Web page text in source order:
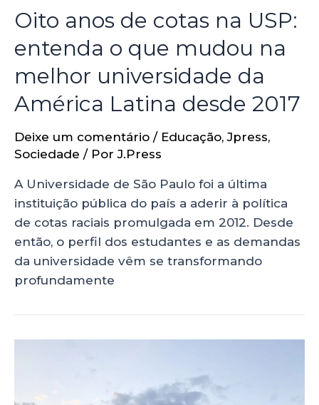
Oito anos de cotas na USP:
entenda o que mudou na
melhor universidade da
América Latina desde 2017
Deixe um comentário / Educação,Jpress,
Sociedade / PorJ.Press
A Universidade de São Paulo foi a última
instituição pública do país a aderir à política
de cotas raciais promulgada em 2012. Desde
então, o perfil dos estudantes e as demandas
da universidade vêm se transformando
profundamente